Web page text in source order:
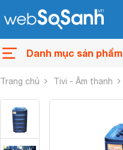
Danh mục sản phẩm
Trang chủ Tivi - Âm thanh